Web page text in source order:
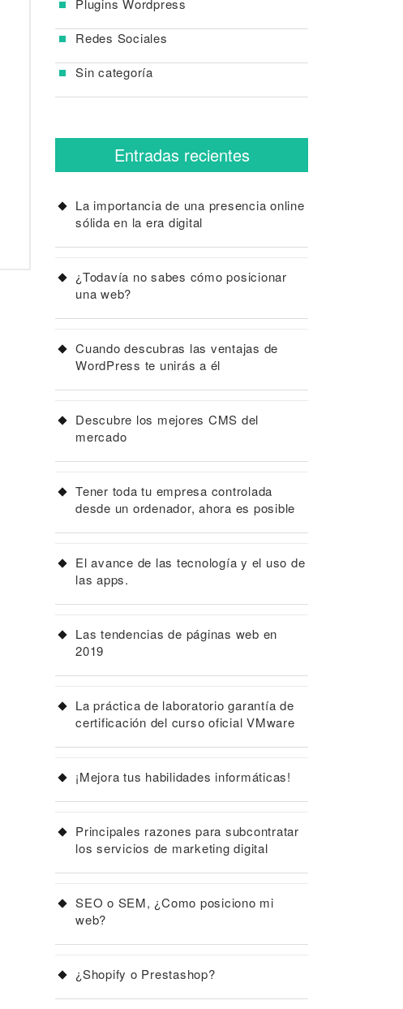
Redes Sociales
Sin categoría
Entradas recientes
La importancia de una presencia online
sólida en la era digital
¿Todavía no sabes cómo posicionar
una web?
Cuando descubras las ventajas de
WordPress te unirás a él
Descubre los mejores CMS del
mercado
Tener toda tu empresa controlada
desde un ordenador, ahora es posible
El avance de las tecnología y el uso de
las apps.
Las tendencias de páginas web en
2019
La práctica de laboratorio garantía de
certificación del curso oficial VMware
¡Mejora tus habilidades informáticas!
Principales razones para subcontratar
los servicios de marketing digital
SEO o SEM, ¿Como posiciono mi
web?
¿Shopify o Prestashop?